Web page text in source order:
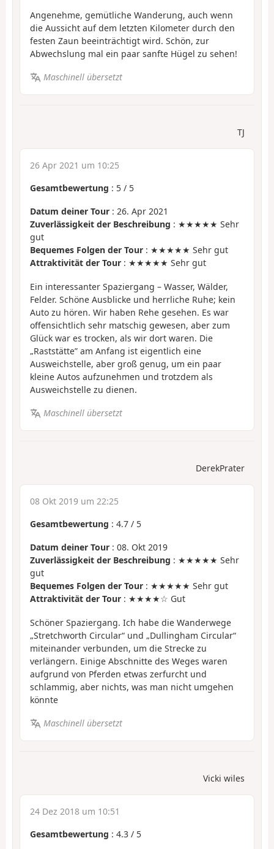
Angenehme, gemütliche Wanderung, auch wenn
die Aussicht auf dem letzten Kilometer durch den
festen Zaun beeinträchtigt wird. Schön, zur
Abwechslung mal ein paar sanfte Hügel zu sehen!
Maschinell übersetzt
TJ
26 Apr 2021 um 10:25
Gesamtbewertung : 5 / 5
Datum deiner Tour : 26. Apr 2021
Zuverlässigkeit der Beschreibung : ★★★★★ Sehr
gut
Bequemes Folgen der Tour : ★★★★★ Sehr gut
Attraktivität der Tour : ★★★★★ Sehr gut
Ein interessanter Spaziergang – Wasser, Wälder,
Felder. Schöne Ausblicke und herrliche Ruhe; kein
Auto zu hören. Wir haben Rehe gesehen. Es war
offensichtlich sehr matschig gewesen, aber zum
Glück war es trocken, als wir dort waren. Die
„Raststätte” am Anfang ist eigentlich eine
Ausweichstelle, aber groß genug, um ein paar
kleine Autos aufzunehmen und trotzdem als
Ausweichstelle zu dienen.
Maschinell übersetzt
DerekPrater
08 Okt 2019 um 22:25
Gesamtbewertung : 4.7 / 5
Datum deiner Tour : 08. Okt 2019
Zuverlässigkeit der Beschreibung : ★★★★★ Sehr
gut
Bequemes Folgen der Tour : ★★★★★ Sehr gut
Attraktivität der Tour : ★★★★☆ Gut
Schöner Spaziergang. Ich habe die Wanderwege
„Stretchworth Circular“ und „Dullingham Circular“
miteinander verbunden, um die Strecke zu
verlängern. Einige Abschnitte des Weges waren
aufgrund von Pferden etwas zerfurcht und
schlammig, aber nichts, was man nicht umgehen
könnte
Maschinell übersetzt
Vicki wiles
24 Dez 2018 um 10:51
Gesamtbewertung : 4.3 / 5